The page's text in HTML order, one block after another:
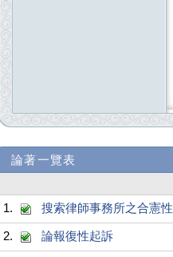
論著一覽表
1.
搜索律師事務所之合憲性
2. 論報復性起訴